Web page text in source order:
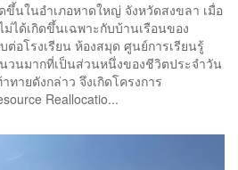
ขึ้นในอำเภอหาดใหญ่ จังหวัดสงขลา เมื่อ
ได้เกิดขึ้นเฉพาะกับบ้านเรือนของ
อโรงเรียน ห้องสมุด ศูนย์การเรียนรู้
นมากที่เป็นส่วนหนึ่งของชีวิตประจำวัน
ายดังกล่าว จึงเกิดโครงการ
Reallocatio...